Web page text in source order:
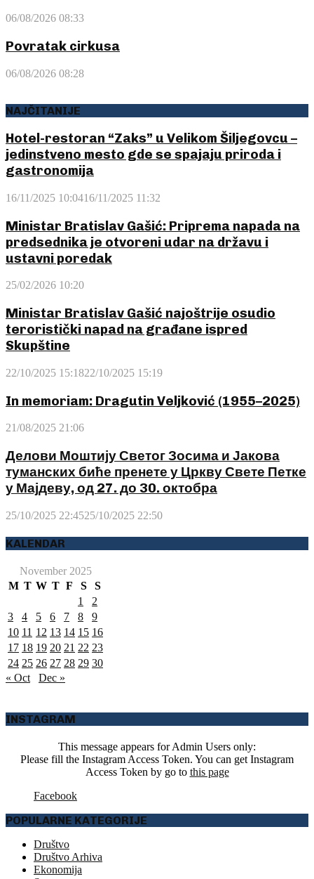
06/08/2026 08:33
Povratak cirkusa
06/08/2026 08:28
NAJČITANIJE
Hotel-restoran “Zaks” u Velikom Šiljegovcu –
jedinstveno mesto gde se spajaju priroda i
gastronomija
16/11/2025 10:0416/11/2025 11:32
Ministar Bratislav Gašić: Priprema napada na
predsednika je otvoreni udar na državu i
ustavni poredak
25/02/2026 10:20
Ministar Bratislav Gašić najoštrije osudio
teroristički napad na građane ispred
Skupštine
22/10/2025 15:1822/10/2025 15:19
In memoriam: Dragutin Veljković (1955–2025)
21/08/2025 21:06
Делови Моштију Светог Зосима и Јакова
туманских биће пренете у Цркву Свете Петке
у Мајдеву, од 27. до 30. октобра
25/10/2025 22:4525/10/2025 22:50
KALENDAR
November 2025
M T W T F S
S
1
2
3
4 5 6 7 8
9
10 11 12 13 14 15 16
17 18 19 20 21 22 23
24 25 26 27 28 29 30
« Oct
Dec »
INSTAGRAM
This message appears for Admin Users only:
Please fill the Instagram Access Token. You can get Instagram
Access Token by go to this page
Facebook
POPULARNE KATEGORIJE
Društvo
Društvo Arhiva
Ekonomija